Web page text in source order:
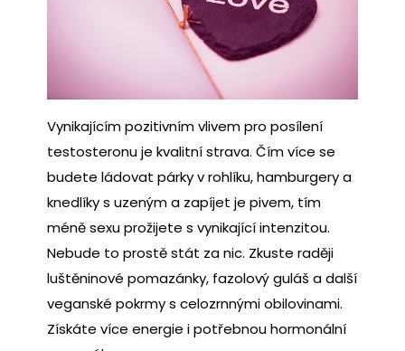
Vynikajícím pozitivním vlivem pro posílení
testosteronu je kvalitní strava. Čím více se
budete ládovat párky v rohlíku, hamburgery a
knedlíky s uzeným a zapíjet je pivem, tím
méně sexu prožijete s vynikající intenzitou.
Nebude to prostě stát za nic. Zkuste raději
luštěninové pomazánky, fazolový guláš a další
veganské pokrmy s celozrnnými obilovinami.
Získáte více energie i potřebnou hormonální